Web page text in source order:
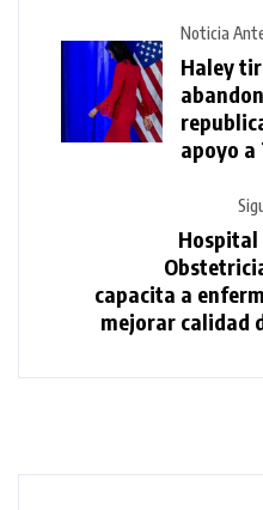
Noticia
Haley
apoyo a
Hospital
capacita a
mejorar calidad